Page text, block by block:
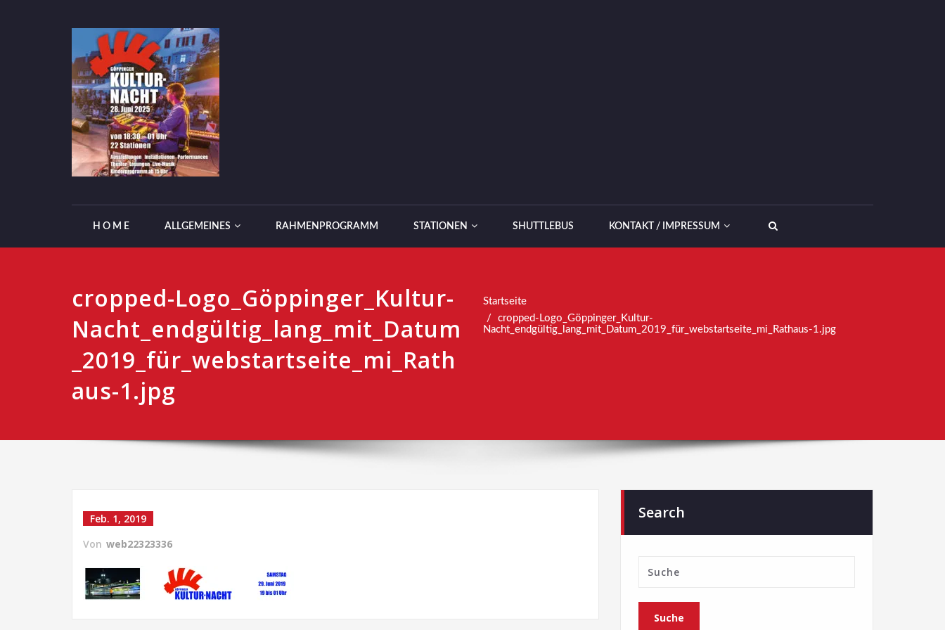
H O M E ALLGEMEINES RAHMENPROGRAMM STATIONEN SHUTTLEBUS KONTAKT / IMPRESSUM
cropped-Logo_Göppinger_Kultur-
Nacht_endgültig_lang_mit_Datum
_2019_für_webstartseite_mi_Rath
aus-1.jpg
Startseite
cropped-Logo_Göppinger_Kultur-
Nacht_endgültig_lang_mit_Datum_2019_für_webstartseite_mi_Rathaus-1.jpg
Feb. 1, 2019
Von web22323336
Search